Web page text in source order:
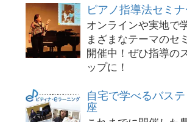
ピアノ指導法セミ
オンラインや実地で
まざまなテーマのセ
開催中！ぜひ指導の
ップに！
自宅で学べるバス
座